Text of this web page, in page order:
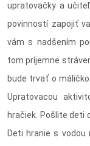
upratovačky a
povinností zapojiť
vám s nadšením
tom príjemne
bude trvať o
Upratovacou
hračiek. Pošlite deti
Deti hranie s